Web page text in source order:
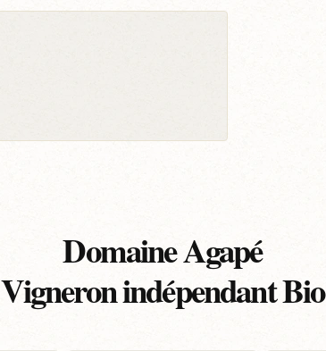
Domaine Agapé
Vigneron indépendant Bio